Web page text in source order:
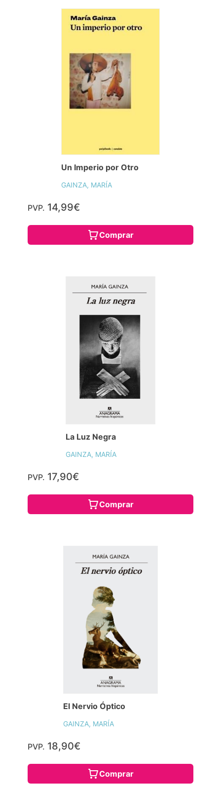
Un Imperio por Otro
GAINZA, MARÍA
PVP. 14,99€
Comprar
La Luz Negra
GAINZA, MARÍA
PVP. 17,90€
Comprar
El Nervio Óptico
GAINZA, MARÍA
PVP. 18,90€
Comprar